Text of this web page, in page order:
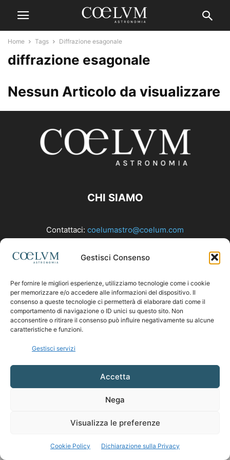
Gestisci Consenso
Per fornire le migliori esperienze, utilizziamo tecnologie come i cookie
per memorizzare e/o accedere alle informazioni del dispositivo. Il
consenso a queste tecnologie ci permetterà di elaborare dati come il
comportamento di navigazione o ID unici su questo sito. Non
acconsentire o ritirare il consenso può influire negativamente su alcune
caratteristiche e funzioni.
Gestisci servizi
Accetta
Nega
Visualizza le preferenze
Cookie Policy Dichiarazione sulla Privacy
Home Tags Diffrazione esagonale
diffrazione esagonale
Nessun Articolo da visualizzare
CHI SIAMO
Contattaci: coelumastro@coelum.com
SEGUICI